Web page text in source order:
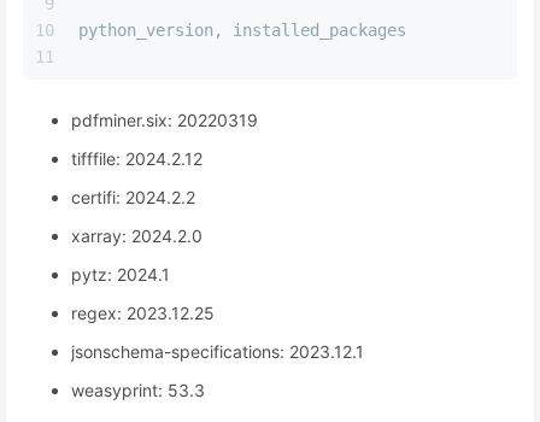
9
10
11
python_version, installed_packages
pdfminer.six: 20220319
tifffile: 2024.2.12
certifi: 2024.2.2
xarray: 2024.2.0
pytz: 2024.1
regex: 2023.12.25
jsonschema-specifications: 2023.12.1
weasyprint: 53.3